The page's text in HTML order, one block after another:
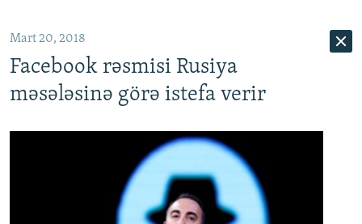
qayıt
Axtarışa
Mart 20, 2018
Facebook rəsmisi Rusiya
məsələsinə görə istefa verir